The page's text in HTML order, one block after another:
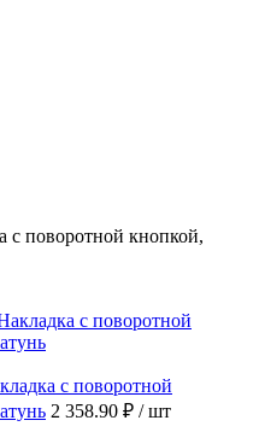
с поворотной кнопкой,
с поворотной
2 358.90 ₽ / шт